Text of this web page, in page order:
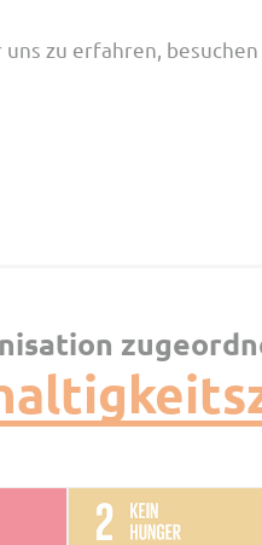
zu erfahren,